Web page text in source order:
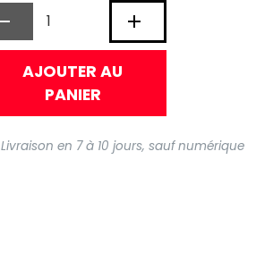
Livraison en 7 à 10 jours, sauf numérique
AJOUTER AU
PANIER